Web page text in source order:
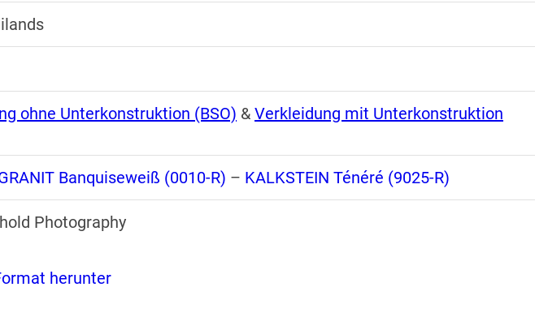
ohne Unterkonstruktion (BSO) & Verkleidung mit Unterkonstruktion
Banquiseweiß (0010-R) – KALKSTEIN Ténéré (9025-R)
Photography
herunter